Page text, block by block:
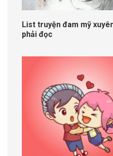
List truyện đam mỹ
phải đọc